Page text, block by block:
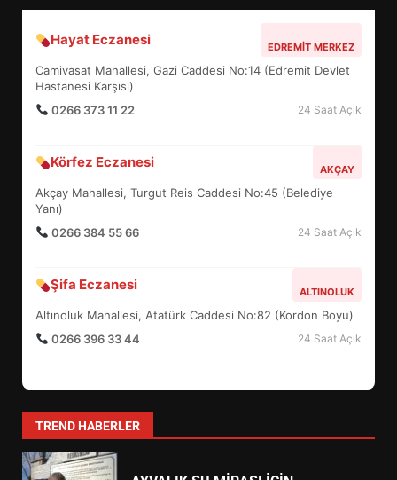
Hayat Eczanesi EDREMIT MERKEZ
Camivasat Mahallesi, Gazi Caddesi No:14 (Edremit Devlet
Hastanesi Karşısı)
0266 373 11 22
24 Saat Açık
Körfez Eczanesi AKÇAY
Akçay Mahallesi, Turgut Reis Caddesi No:45 (Belediye
Yanı)
0266 384 55 66
24 Saat Açık
Şifa Eczanesi ALTINOLUK
Altınoluk Mahallesi, Atatürk Caddesi No:82 (Kordon Boyu)
0266 396 33 44
24 Saat Açık
TREND HABERLER
BALIKESİR MÜZELERİNDE SÜRE
UZATILDI: NE DEĞİŞTİ?
BURHANİYE SATRANÇ
DEĞİŞTİRİYOR?
BURHANİYE BELEDİYESPOR’DA
YENİ YÖNETİM NASIL
ŞEKİLLENDİ?
1
AYVALIK SU MİRASI İÇİN
HAREKETE GEÇİYOR: GÖZLER